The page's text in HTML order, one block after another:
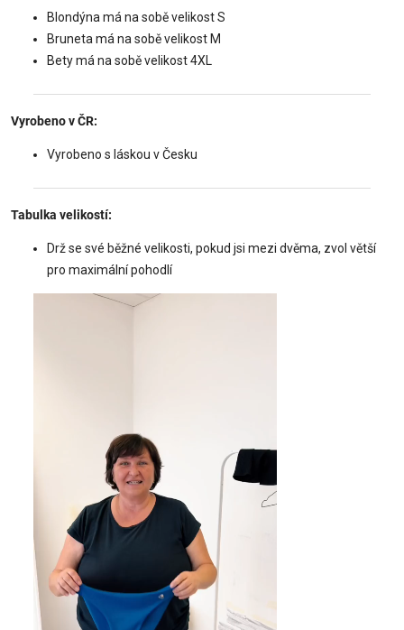
Blondýna má na sobě velikost S
Bruneta má na sobě velikost M
Bety má na sobě velikost 4XL
Vyrobeno v ČR:
Vyrobeno s láskou v Česku
Tabulka velikostí:
Drž se své běžné velikosti, pokud jsi mezi dvěma, zvol větší
pro maximální pohodlí